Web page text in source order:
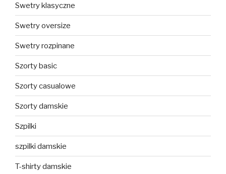
Swetry klasyczne
Swetry oversize
Swetry rozpinane
Szorty basic
Szorty casualowe
Szorty damskie
Szpilki
szpilki damskie
T-shirty damskie